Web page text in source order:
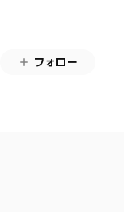
フォロー